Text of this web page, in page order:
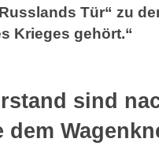
Tür“ zu
Krieges gehört.“
sind
dem